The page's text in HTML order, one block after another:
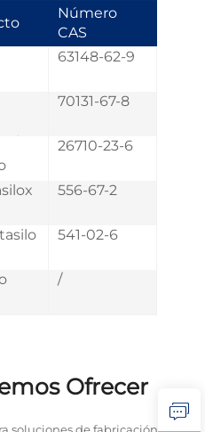
Número
CAS
63148-62-9
70131-67-8
26710-23-6
556-67-2
541-02-6
/
Ofrecer